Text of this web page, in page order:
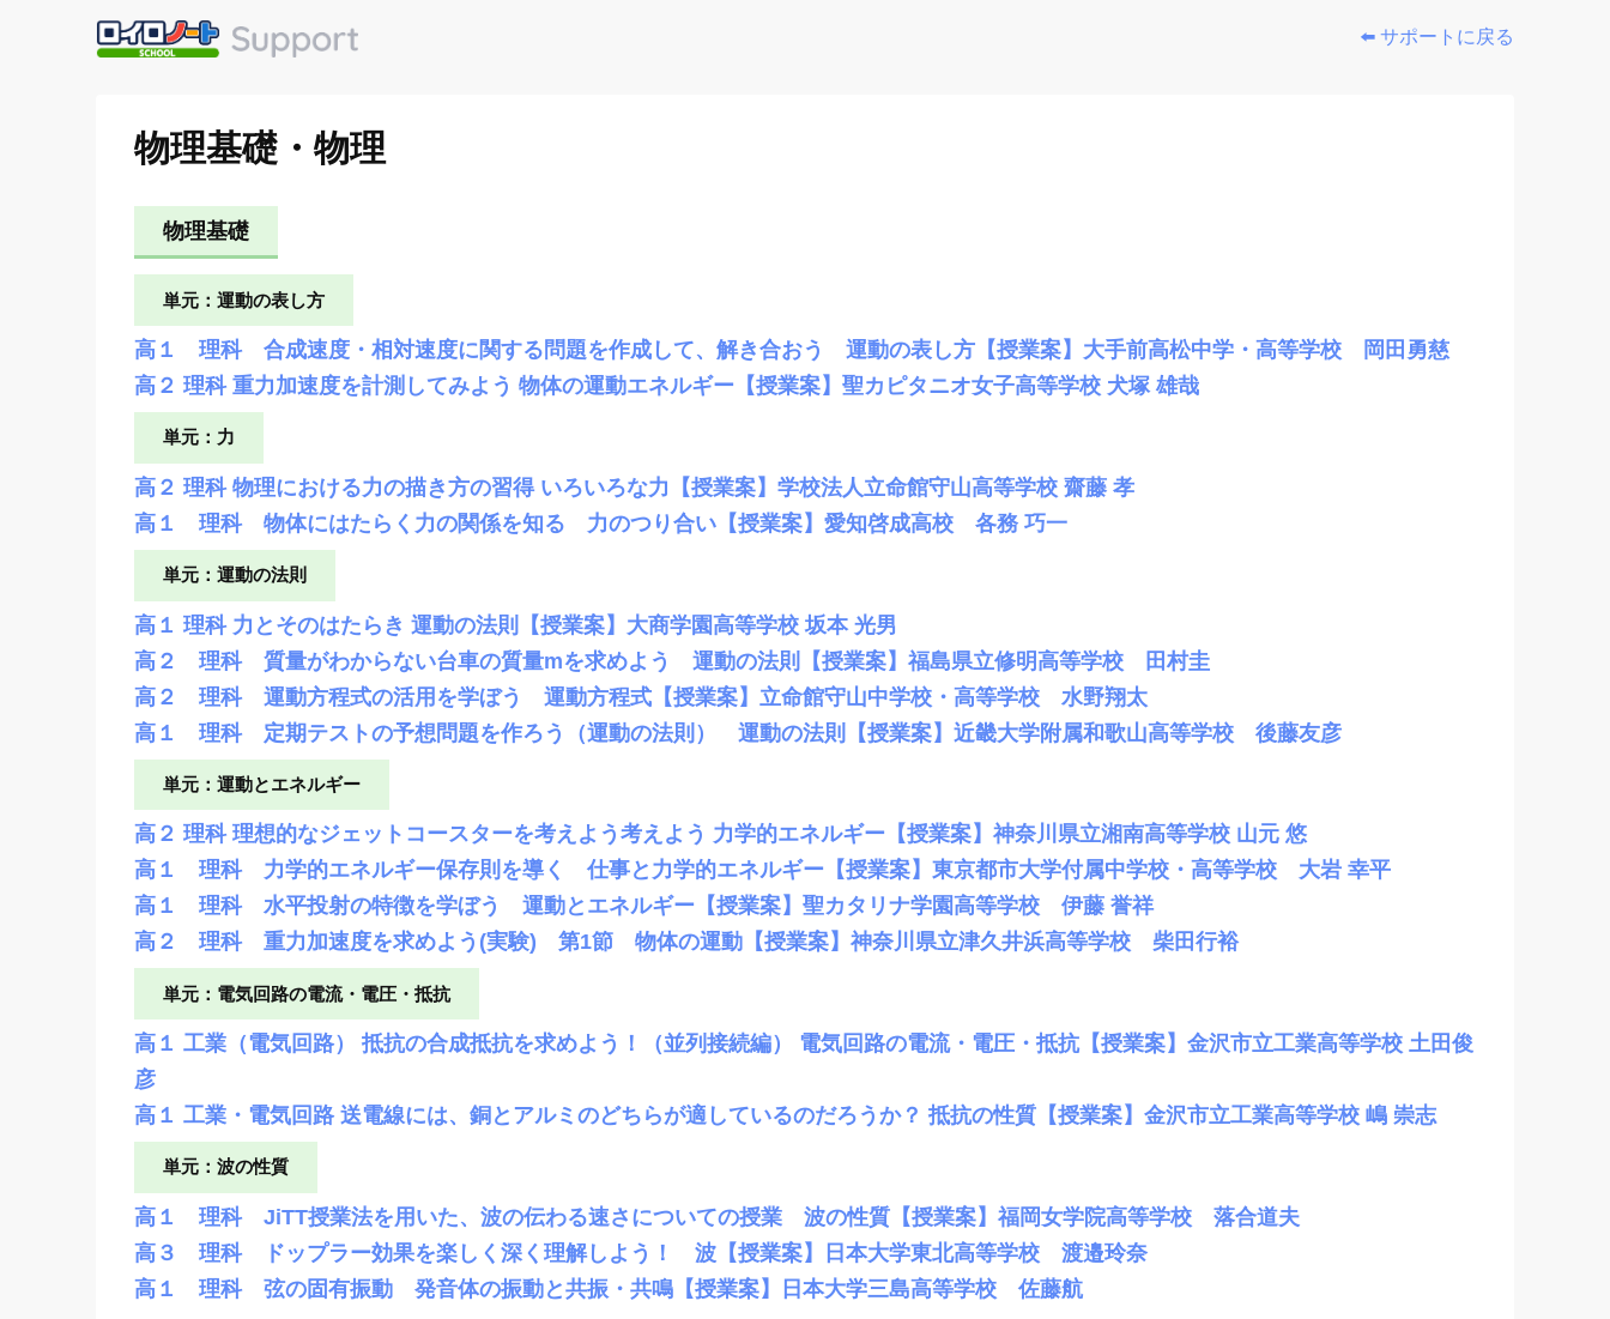
⬅️ サポートに戻る
物理基礎・物理
物理基礎
単元：運動の表し方
高１ 理科 合成速度・相対速度に関する問題を作成して、解き合おう 運動の表し方【授業案】大手前高松中学・高等学校 岡田勇慈
高２ 理科 重力加速度を計測してみよう 物体の運動エネルギー【授業案】聖カピタニオ女子高等学校 犬塚 雄哉
単元：力
高２ 理科 物理における力の描き方の習得 いろいろな力【授業案】学校法人立命館守山高等学校 齋藤 孝
高１ 理科 物体にはたらく力の関係を知る 力のつり合い【授業案】愛知啓成高校 各務 巧一
単元：運動の法則
高１ 理科 力とそのはたらき 運動の法則【授業案】大商学園高等学校 坂本 光男
高２ 理科 質量がわからない台車の質量mを求めよう 運動の法則【授業案】福島県立修明高等学校 田村圭
高２ 理科 運動方程式の活用を学ぼう 運動方程式【授業案】立命館守山中学校・高等学校 水野翔太
高１ 理科 定期テストの予想問題を作ろう（運動の法則） 運動の法則【授業案】近畿大学附属和歌山高等学校 後藤友彦
単元：運動とエネルギー
高２ 理科 理想的なジェットコースターを考えよう考えよう 力学的エネルギー【授業案】神奈川県立湘南高等学校 山元 悠
高１ 理科 力学的エネルギー保存則を導く 仕事と力学的エネルギー【授業案】東京都市大学付属中学校・高等学校 大岩 幸平
高１ 理科 水平投射の特徴を学ぼう 運動とエネルギー【授業案】聖カタリナ学園高等学校 伊藤 誉祥
高２ 理科 重力加速度を求めよう(実験) 第1節 物体の運動【授業案】神奈川県立津久井浜高等学校 柴田行裕
単元：電気回路の電流・電圧・抵抗
高１ 工業（電気回路） 抵抗の合成抵抗を求めよう！（並列接続編） 電気回路の電流・電圧・抵抗【授業案】金沢市立工業高等学校 土田俊
彦
高１ 工業・電気回路 送電線には、銅とアルミのどちらが適しているのだろうか？ 抵抗の性質【授業案】金沢市立工業高等学校 嶋 崇志
単元：波の性質
高１ 理科 JiTT授業法を用いた、波の伝わる速さについての授業 波の性質【授業案】福岡女学院高等学校 落合道夫
高３ 理科 ドップラー効果を楽しく深く理解しよう！ 波【授業案】日本大学東北高等学校 渡邉玲奈
高１ 理科 弦の固有振動 発音体の振動と共振・共鳴【授業案】日本大学三島高等学校 佐藤航